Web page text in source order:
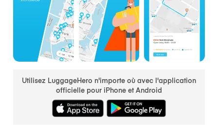
Utilisez LuggageHero n'importe où avec l'application
officielle pour iPhone et Android